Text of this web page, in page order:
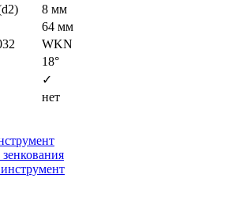
8 мм
64 мм
WKN
18°
✓
нет